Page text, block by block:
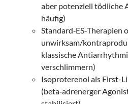
aber potenziell tödliche
häufig)
Standard‑ES‑Therapien
unwirksam/
klassische
verschlimmern)
Isoproterenol als First-
(beta‑adrenerger